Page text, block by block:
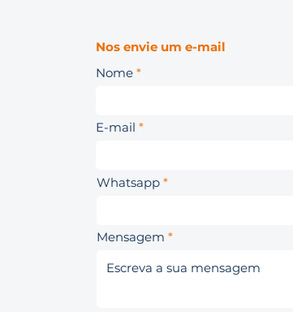
Nos envie um e-mail
Nome
E-mail
Whatsapp
Mensagem